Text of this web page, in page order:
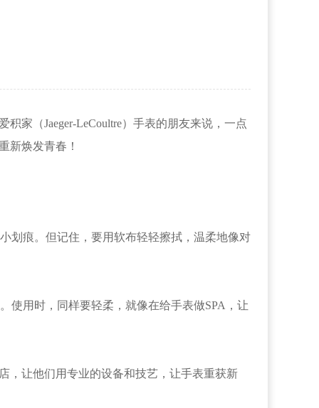
（Jaeger-LeCoultre）手表的朋友来说，一点
新焕发青春！
痕。但记住，要用软布轻轻擦拭，温柔地像对
用时，同样要轻柔，就像在给手表做SPA，让
让他们用专业的设备和技艺，让手表重获新